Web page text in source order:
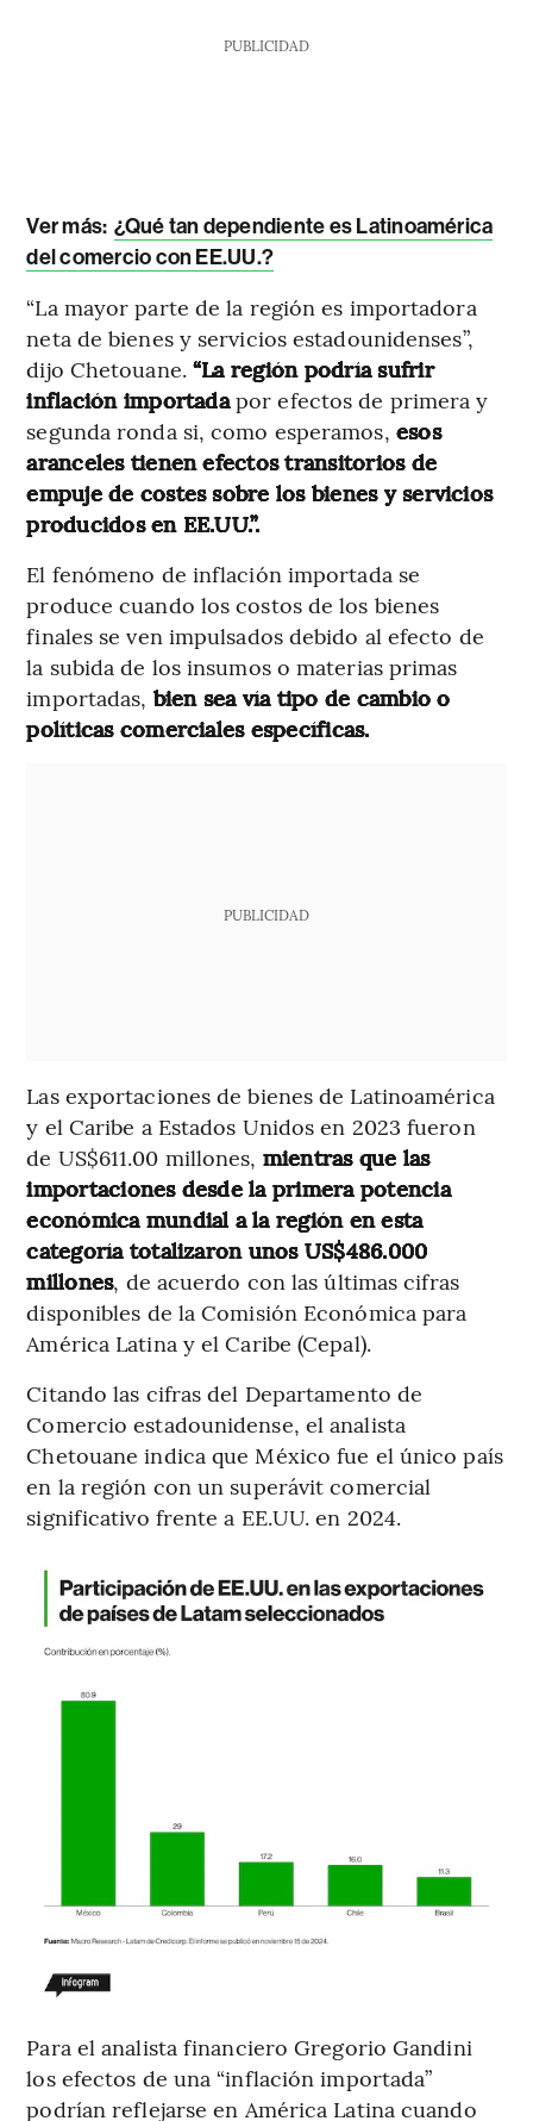
PUBLICIDAD
Ver más: ¿Qué tan dependiente es Latinoamérica
del comercio con EE.UU.?
“La mayor parte de la región es importadora
neta de bienes y servicios estadounidenses”,
dijo Chetouane. “La región podría sufrir
inflación importadapor efectos de primera y
segunda ronda si, como esperamos, esos
aranceles tienen efectos transitorios de
empuje de costes sobre los bienes y servicios
producidos en EE.UU.”.
El fenómeno de inflación importada se
produce cuando los costos de los bienes
finales se ven impulsados debido al efecto de
la subida de los insumos o materias primas
importadas, bien sea vía tipo de cambio o
políticas comerciales específicas.
PUBLICIDAD
Las exportaciones de bienes de Latinoamérica
y el Caribe a Estados Unidos en 2023 fueron
de US$611.00 millones, mientras que las
importaciones desde la primera potencia
económica mundial a la región en esta
categoría totalizaron unos US$486.000
millones, de acuerdo con las últimas cifras
disponibles de la Comisión Económica para
América Latina y el Caribe (Cepal).
Citando las cifras del Departamento de
Comercio estadounidense, el analista
Chetouane indica que México fue el único país
en la región con un superávit comercial
significativo frente a EE.UU. en 2024.
Para el analista financiero Gregorio Gandini
los efectos de una “inflación importada”
podrían reflejarse en América Latina cuando